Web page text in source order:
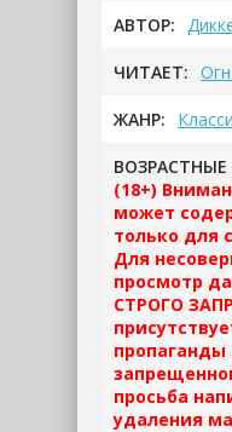
АВТОР:
ЧИТАЕТ:
ЖАНР:
(18+)
может
только для
Для
просмотр
СТРОГО
пропаганды
просьба
удаления